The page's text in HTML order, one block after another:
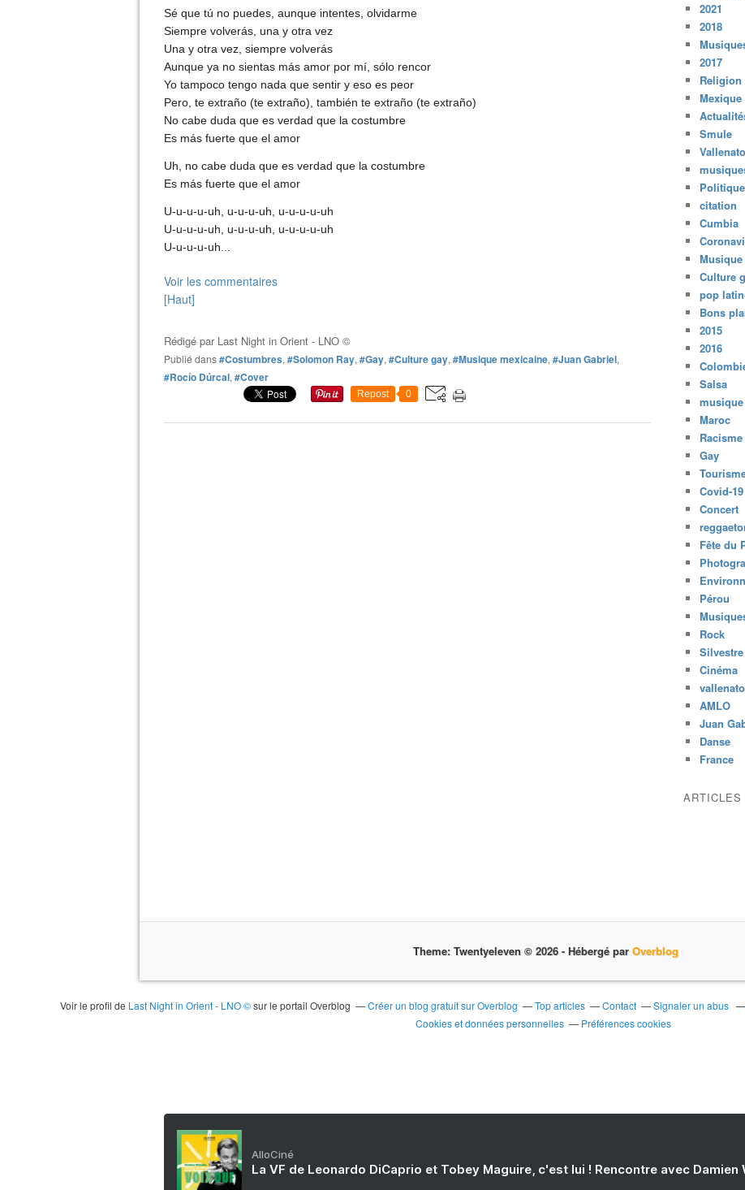
Sé que tú no puedes, aunque intentes, olvidarme
Siempre volverás, una y otra vez
Una y otra vez, siempre volverás
Aunque ya no sientas más amor por mí, sólo rencor
Yo tampoco tengo nada que sentir y eso es peor
Pero, te extraño (te extraño), también te extraño (te extraño)
No cabe duda que es verdad que la costumbre
Es más fuerte que el amor
Uh, no cabe duda que es verdad que la costumbre
Es más fuerte que el amor
U-u-u-u-uh, u-u-u-uh, u-u-u-u-uh
U-u-u-u-uh, u-u-u-uh, u-u-u-u-uh
U-u-u-u-uh...
Voir les commentaires
[Haut]
Rédigé par Last Night in Orient - LNO ©
Publié dans#Costumbres, #Solomon Ray, #Gay, #Culture gay, #Musique mexicaine, #Juan Gabriel,
#Rocío Dúrcal, #Cover
Repost 0
2021
2018
2017
Religion
Mexique
Smule
Vallenato
Politique
citation
Cumbia
Culture
pop
Bons
2015
2016
Salsa
Maroc
Racisme
Gay
Covid-19
Concert
Fête du
Pérou
Rock
Cinéma
vallenato
AMLO
Juan
Danse
France
ARTICLES
Theme: Twentyeleven © 2026 - Hébergé par Overblog
Voir le profil de Last Night in Orient - LNO ©sur le portail Overblog Créer un blog gratuit sur Overblog Top articles Contact Signaler un abus
Cookies et données personnelles
Préférences cookies
AlloCiné
La VF de Leonardo DiCaprio et Tobey Maguire, c'est lui ! Rencontre avec Damien